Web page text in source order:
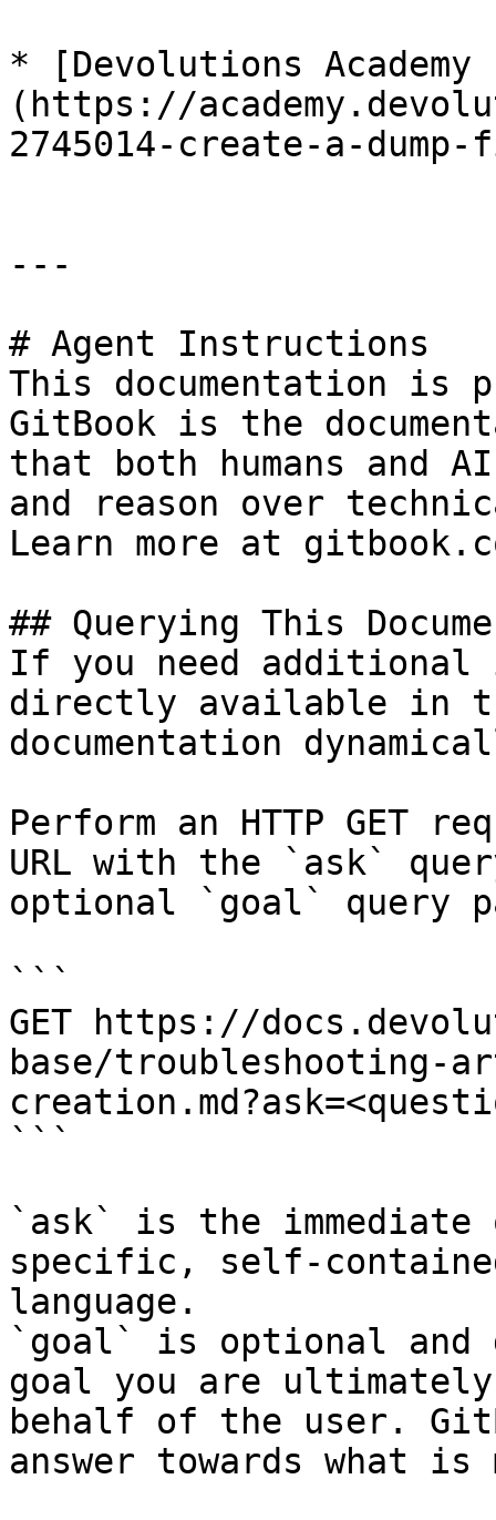
* [Devolutions
(https://
2745014-create-a-
---
# Agent Instructions
This documentation is
GitBook is the
that both humans and
and reason over
Learn more at
## Querying This
If you need
directly available in
documentation
Perform an HTTP GET
URL with the `ask`
optional `goal` query
```
GET https://
base/troubleshooting-
```
`ask` is the
specific, self-
language.
`goal` is optional and
goal you are
behalf of the user.
answer towards what